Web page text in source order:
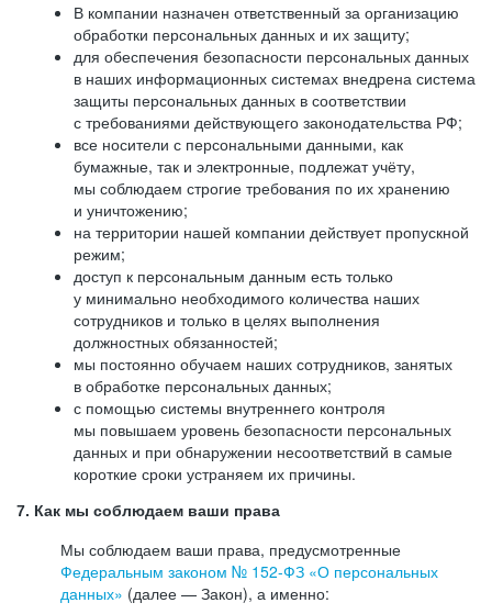
В компании назначен ответственный за организацию
обработки персональных данных и их защиту;
для обеспечения безопасности персональных данных
в наших информационных системах внедрена система
защиты персональных данных в соответствии
с требованиями действующего законодательства РФ;
все носители с персональными данными, как
бумажные, так и электронные, подлежат учёту,
мы соблюдаем строгие требования по их хранению
и уничтожению;
на территории нашей компании действует пропускной
режим;
доступ к персональным данным есть только
у минимально необходимого количества наших
сотрудников и только в целях выполнения
должностных обязанностей;
мы постоянно обучаем наших сотрудников, занятых
в обработке персональных данных;
с помощью системы внутреннего контроля
мы повышаем уровень безопасности персональных
данных и при обнаружении несоответствий в самые
короткие сроки устраняем их причины.
7. Как мы соблюдаем ваши права
Мы соблюдаем ваши права, предусмотренные
Федеральным законом № 152-ФЗ «О персональных
данных» (далее — Закон), а именно: